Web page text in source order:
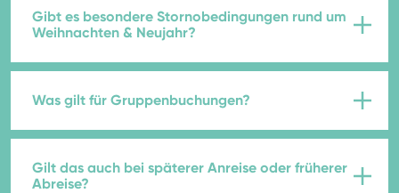
Gibt es besondere Stornobedingungen rund um
Weihnachten & Neujahr?
Was gilt für Gruppenbuchungen?
Gilt das auch bei späterer Anreise oder früherer
Abreise?